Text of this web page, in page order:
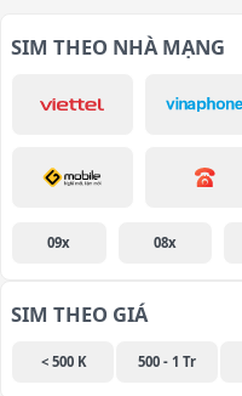
SIM THEO NHÀ MẠNG
09x 08x
SIM THEO GIÁ
< 500 K 500 - 1 Tr